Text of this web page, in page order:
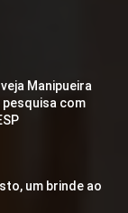
Manipueira
pesquisa com
um brinde ao